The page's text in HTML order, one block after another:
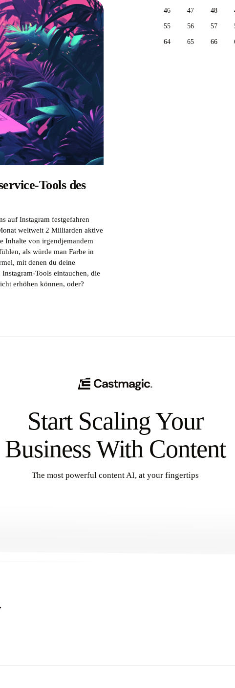
Tools des
auf Instagram festgefahren
weltweit 2 Milliarden aktive
Inhalte von irgendjemandem
als würde man Farbe in
mit denen du deine
Tools eintauchen, die
erhöhen können, oder?
46 47 48
55 56 57
64 65 66
Start Scaling Your
Business With Content
The most powerful content AI, at your fingertips